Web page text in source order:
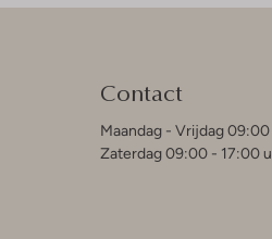
Contact
Maandag - Vrijdag
Zaterdag 09:00 - 17:00